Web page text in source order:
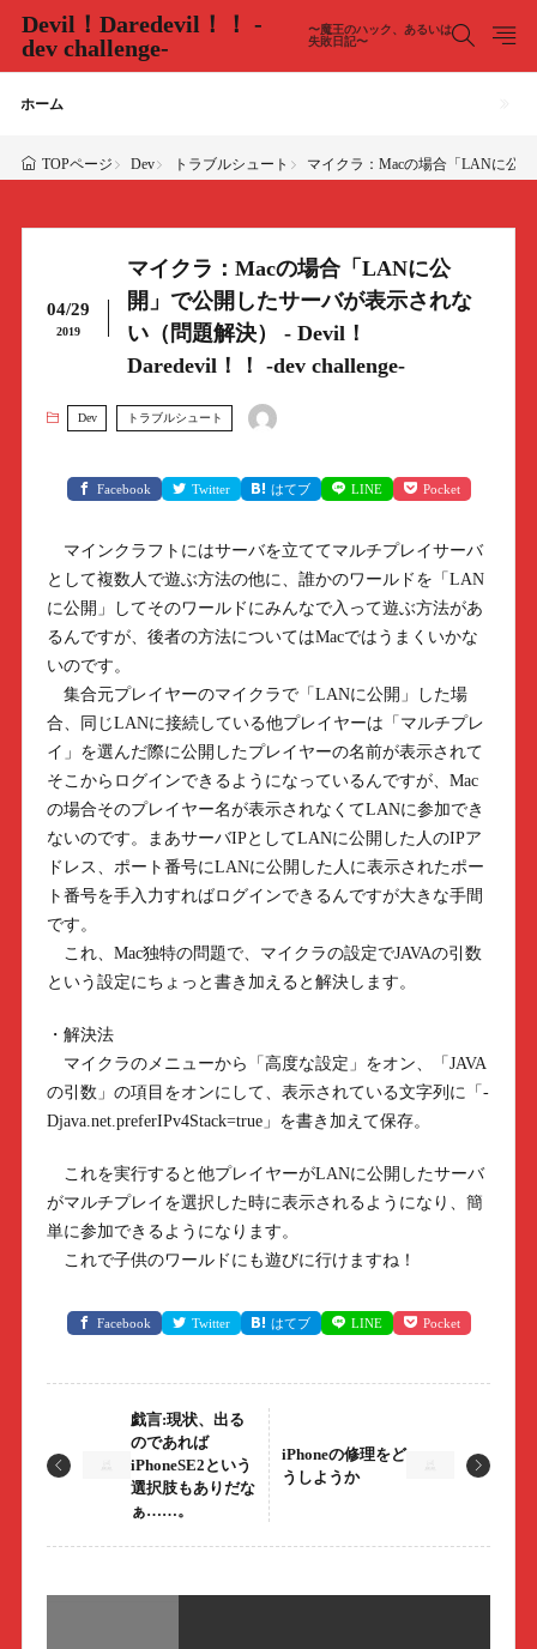
Devil！Daredevil！！ -
dev challenge-
〜魔王のハック、あるいは
失敗日記〜
ホーム
TOPページ Dev トラブルシュート マイクラ：Macの場合「LANに公
04/29
2019
マイクラ：Macの場合「LANに公
開」で公開したサーバが表示されな
い（問題解決） - Devil！
Daredevil！！ -dev challenge-
Dev トラブルシュート
Facebook Twitter はてブ LINE Pocket
マインクラフトにはサーバを立ててマルチプレイサーバ
として複数人で遊ぶ方法の他に、誰かのワールドを「LAN
に公開」してそのワールドにみんなで入って遊ぶ方法があ
るんですが、後者の方法についてはMacではうまくいかな
いのです。
集合元プレイヤーのマイクラで「LANに公開」した場
合、同じLANに接続している他プレイヤーは「マルチプレ
イ」を選んだ際に公開したプレイヤーの名前が表示されて
そこからログインできるようになっているんですが、Mac
の場合そのプレイヤー名が表示されなくてLANに参加でき
ないのです。まあサーバIPとしてLANに公開した人のIPア
ドレス、ポート番号にLANに公開した人に表示されたポー
ト番号を手入力すればログインできるんですが大きな手間
です。
これ、Mac独特の問題で、マイクラの設定でJAVAの引数
という設定にちょっと書き加えると解決します。
・解決法
マイクラのメニューから「高度な設定」をオン、「JAVA
の引数」の項目をオンにして、表示されている文字列に「-
Djava.net.preferIPv4Stack=true」を書き加えて保存。
これを実行すると他プレイヤーがLANに公開したサーバ
がマルチプレイを選択した時に表示されるようになり、簡
単に参加できるようになります。
これで子供のワールドにも遊びに行けますね！
Facebook Twitter はてブ LINE Pocket
戯言:現状、出る
のであれば
iPhoneSE2という
選択肢もありだな
ぁ……。
iPhoneの修理をど
うしようか